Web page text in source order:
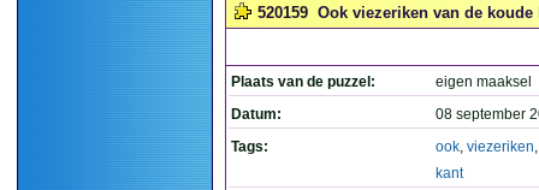
520159 Ook viezeriken van de koude
Plaats van de puzzel:
eigen maaksel
Datum:
08 september
Tags:
ook, viezeriken
kant